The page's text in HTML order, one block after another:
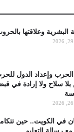
البشرية وعلاقتها
وإعداد الدول
سلاح ولا إرادة في
في الكويت.. حين